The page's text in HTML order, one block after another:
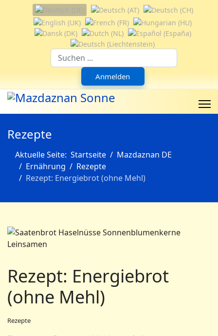
Sprache auswählen
Anmelden
Rezepte
Aktuelle Seite: Startseite
Mazdaznan DE
Ernährung
Rezepte
Rezept: Energiebrot (ohne Mehl)
Rezept: Energiebrot
(ohne Mehl)
Rezepte